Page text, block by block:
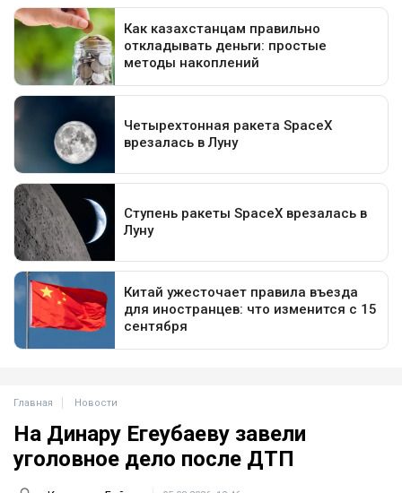
Главная Новости
На Динару Егеубаеву завели
уголовное дело после ДТП